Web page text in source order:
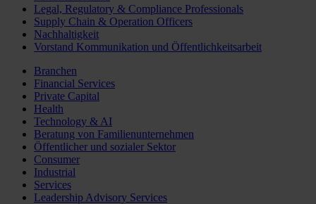
Legal, Regulatory & Compliance Professionals
Supply Chain & Operation Officers
Nachhaltigkeit
Vorstand Kommunikation und Öffentlichkeitsarbeit
Branchen
Financial Services
Private Capital
Health
Technology & AI
Beratung von Familienunternehmen
Öffentlicher und sozialer Sektor
Consumer
Industrial
Services
Leadership Advisory Services